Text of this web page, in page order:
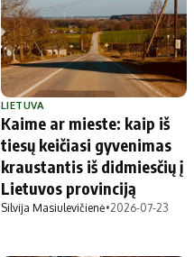
LIETUVA
Kaime ar mieste: kaip iš
tiesų keičiasi gyvenimas
kraustantis iš didmiesčių į
Lietuvos provinciją
Silvija Masiulevičienė•2026-07-23